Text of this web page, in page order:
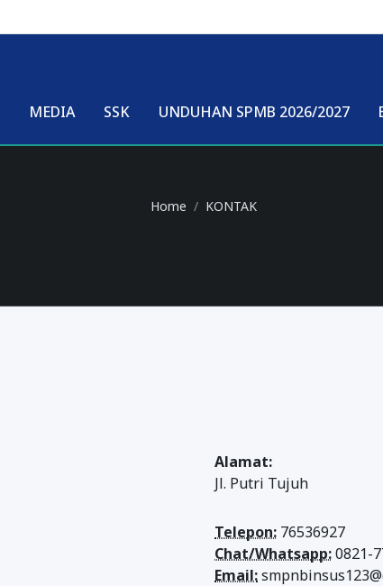
MEDIA SSK UNDUHAN SPMB 2026/2027
Home KONTAK
Alamat:
Jl. Putri Tujuh
Telepon: 76536927
Chat/Whatsapp:0821-
Email: